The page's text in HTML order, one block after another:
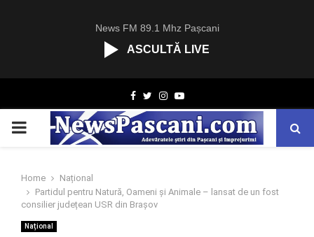
News FM 89.1 Mhz Pașcani
ASCULTĂ LIVE
Facebook
TwitterInstagram
Youtube
PRIMARY
Home
Național
Partidul pentru Natură, Oameni și Animale – lansat de un fost
consilier județean USR din Brașov
Național